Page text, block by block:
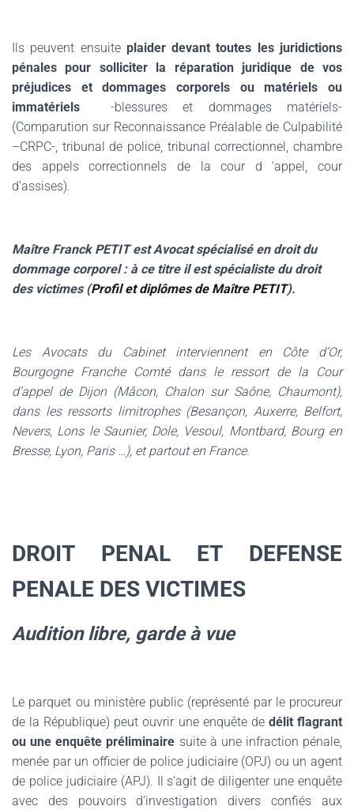
Ils peuvent ensuite plaider devant toutes les juridictions
pénales pour solliciter la réparation juridique de vos
préjudices et dommages corporels ou matériels ou
immatériels -blessures et dommages matériels-
(Comparution sur Reconnaissance Préalable de Culpabilité
–CRPC-, tribunal de police, tribunal correctionnel, chambre
des appels correctionnels de la cour d ‘appel, cour
d’assises).
Maître Franck PETIT est Avocat spécialisé en droit du
dommage corporel : à ce titre il est spécialiste du droit
des victimes (Profil et diplômes de Maître PETIT).
Les Avocats du Cabinet interviennent en Côte d’Or,
Bourgogne Franche Comté dans le ressort de la Cour
d’appel de Dijon (Mâcon, Chalon sur Saône, Chaumont),
dans les ressorts limitrophes (Besançon, Auxerre, Belfort,
Nevers, Lons le Saunier, Dole, Vesoul, Montbard, Bourg en
Bresse, Lyon, Paris …), et partout en France.
DROIT PENAL ET DEFENSE
PENALE DES VICTIMES
Audition libre, garde à vue
Le parquet ou ministère public (représenté par le procureur
de la République) peut ouvrir une enquête de délit flagrant
ou une enquête préliminaire suite à une infraction pénale,
menée par un officier de police judiciaire (OPJ) ou un agent
de police judiciaire (APJ).
Il s’agit de diligenter une enquête
avec des pouvoirs d’investigation divers confiés aux